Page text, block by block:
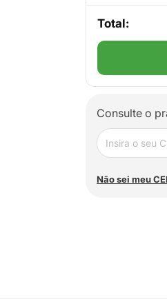
Total:
Consulte o
Não sei meu